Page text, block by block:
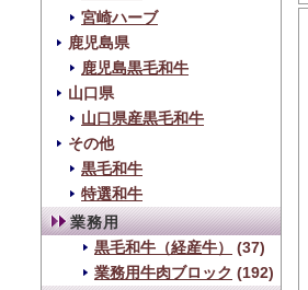
宮崎ハーブ
鹿児島県
鹿児島黒毛和牛
山口県
山口県産黒毛和牛
その他
黒毛和牛
特選和牛
業務用
黒毛和牛（経産牛）
(37)
業務用牛肉ブロック (192)